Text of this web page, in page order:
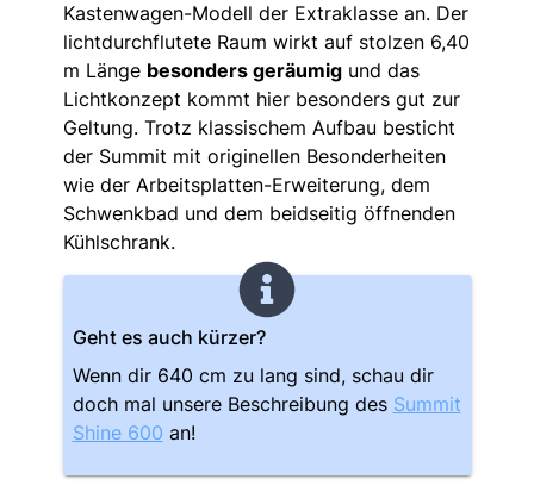
Kastenwagen-Modell der Extraklasse an. Der
lichtdurchflutete Raum wirkt auf stolzen 6,40
m Länge besonders geräumigund das
Lichtkonzept kommt hier besonders gut zur
Geltung. Trotz klassischem Aufbau besticht
der Summit mit originellen Besonderheiten
wie der Arbeitsplatten-Erweiterung, dem
Schwenkbad und dem beidseitig öffnenden
Kühlschrank.
Geht es auch kürzer?
Wenn dir 640 cm zu lang sind, schau dir
doch mal unsere Beschreibung des Summit
Shine 600 an!